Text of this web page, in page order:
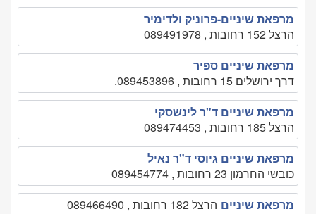
מרפאת שיניים-פרוניק ולדימיר
הרצל 152 רחובות , 089491978
מרפאת שיניים ספיר
דרך ירושלים 15 רחובות , 089453896.
מרפאת שיניים ד"ר לינשסקי
הרצל 185 רחובות , 089474453
מרפאת שיניים גיוסי ד"ר נאיל
כובשי החרמון 23 רחובות , 089454774
מרפאת שיניים הרצל 182 רחובות , 089466490